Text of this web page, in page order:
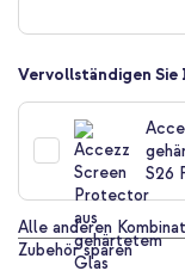
Bildgalerie
springen
Vervollständigen
S26
Alle anderen
Zubehör sparen